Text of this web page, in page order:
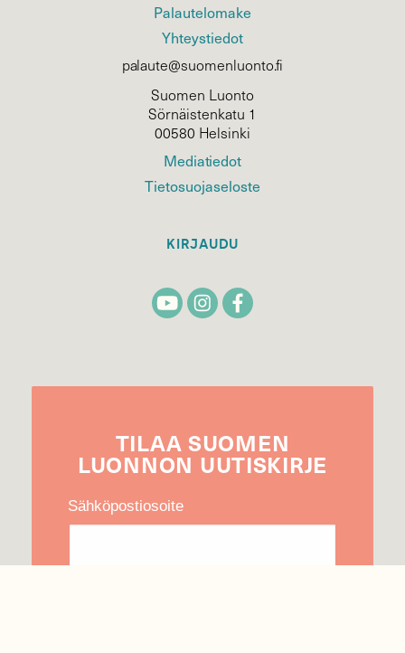
Palautelomake
Yhteystiedot
palaute@suomenluonto.fi
Suomen Luonto
Sörnäistenkatu 1
00580 Helsinki
Mediatiedot
Tietosuojaseloste
KIRJAUDU
TILAA SUOMEN
LUONNON UUTIS­KIRJE
Sähköpostiosoite